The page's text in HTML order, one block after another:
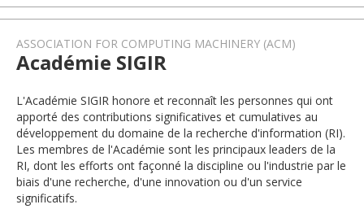
ASSOCIATION FOR COMPUTING MACHINERY (ACM)
Académie SIGIR
L'Académie SIGIR honore et reconnaît les personnes qui ont
apporté des contributions significatives et cumulatives au
développement du domaine de la recherche d'information (RI).
Les membres de l'Académie sont les principaux leaders de la
RI, dont les efforts ont façonné la discipline ou l'industrie par le
biais d'une recherche, d'une innovation ou d'un service
significatifs.